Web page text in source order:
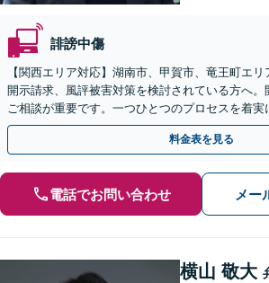
誹謗中傷
【関西エリア対応】湖南市、甲賀市、竜王町エリ
開示請求、風評被害対策を検討されている方へ
ご相談が重要です。一つひとつのプロセスを着実
解決に向けて尽力いたします【Web面談OK】
料金表を見る
電話でお問い合わせ メー
横山 敬大